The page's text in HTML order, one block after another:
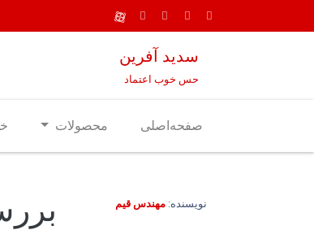
سدید آفرین
حس خوب اعتماد
صفحه‌اصلی محصولات
نویسنده: مهندس قیم